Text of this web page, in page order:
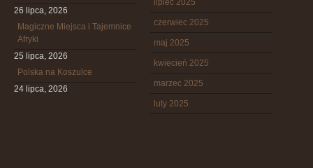
26 lipca, 2026
Magiczne Miejsca i Tajemnice
Afryki
25 lipca, 2026
Polska na Koszulce
24 lipca, 2026
lipiec 2025
czerwiec 2025
maj 2025
kwiecień 2025
marzec 2025
luty 2025